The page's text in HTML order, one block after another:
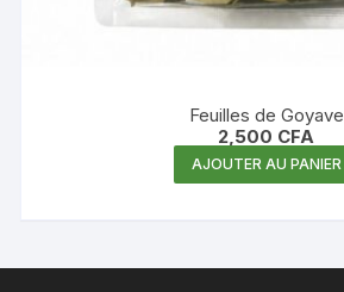
Feuilles de Goyave
2,500 CFA
AJOUTER AU PANIER